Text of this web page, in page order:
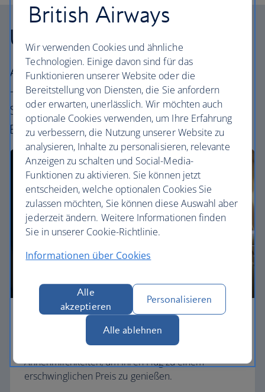
Unsere Reiseklassen
Alle unsere Tarife bieten ein ausgezeichnetes
– und einzigartig britisches – Erlebnis. Wählen
Sie Ihre perfekte Art zu fliegen – von
Economy bis First.
Unsere World Traveller-Tarife bieten alle
Annehmlichkeiten, um Ihren Flug zu einem
erschwinglichen Preis zu genießen.
British Airways
Wir verwenden Cookies und ähnliche
Technologien. Einige davon sind für das
Funktionieren unserer Website oder die
Bereitstellung von Diensten, die Sie anfordern
oder erwarten, unerlässlich. Wir möchten auch
optionale Cookies verwenden, um Ihre Erfahrung
zu verbessern, die Nutzung unserer Website zu
analysieren, Inhalte zu personalisieren, relevante
Anzeigen zu schalten und Social-Media-
Funktionen zu aktivieren. Sie können jetzt
entscheiden, welche optionalen Cookies Sie
zulassen möchten, Sie können diese Auswahl aber
jederzeit ändern. Weitere Informationen finden
Sie in unserer Cookie-Richtlinie.
Informationen über Cookies
Alle
akzeptieren
Personalisieren
Alle ablehnen